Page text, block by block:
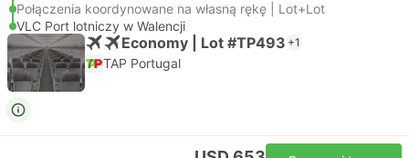
Połączenia koordynowane na własną rękę | Lot+Lot
VLC Port lotniczy w Walencji
Economy | Lot #TP493 +1
TAP Portugal